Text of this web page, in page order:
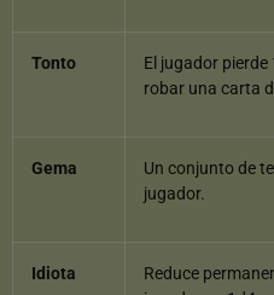
Tonto
El jugador pierde
robar una carta
Gema
Un conjunto de
jugador.
Idiota
Reduce